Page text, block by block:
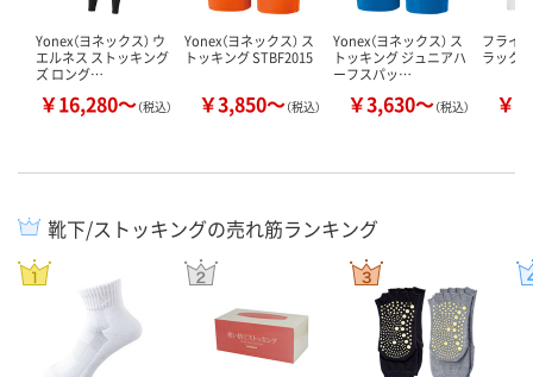
Yonex（ヨネックス） ウ
エルネス ストッキング
ズ ロング…
￥16,280～（税込）
Yonex（ヨネックス） ス
トッキング STBF2015
￥3,850～（税込）
Yonex（ヨネックス） ス
トッキング ジュニアハ
ーフスパッ…
￥3,630～（税込）
フライ
ラック
￥
靴下/ストッキングの売れ筋ランキング